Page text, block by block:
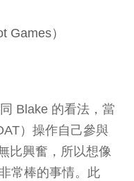
Games）
Blake 的看法，當
）操作自己參與
比興奮，所以想像
常棒的事情。此